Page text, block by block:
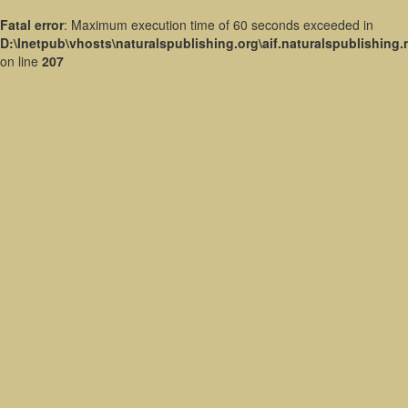
Fatal error: Maximum execution time of 60 seconds exceeded in
on line 207